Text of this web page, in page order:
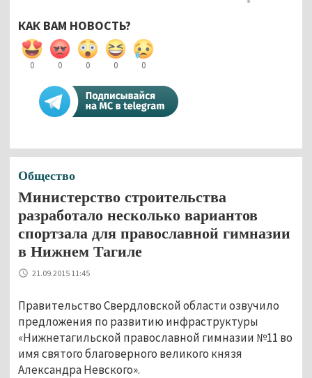
КАК ВАМ НОВОСТЬ?
0 0 0 0 0
Общество
Министерство строительства
разработало несколько вариантов
спортзала для православной гимназии
в Нижнем Тагиле
21.09.2015 11:45
Правительство Свердловской области озвучило
предложения по развитию инфраструктуры
«Нижнетагильской православной гимназии №11 во
имя святого благоверного великого князя
Александра Невского».